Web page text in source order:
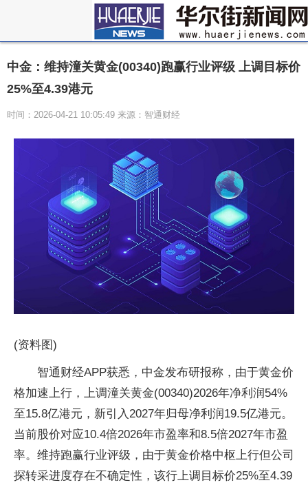
中金：维持潼关黄金(00340)跑赢行业评级 上调目标价
25%至4.39港元
时间：2026-04-21 10:05:49 来源：智通财经
(资料图)
智通财经APP获悉，中金发布研报称，由于黄金价
格加速上行，上调潼关黄金(00340)2026年净利润54%
至15.8亿港元，新引入2027年归母净利润19.5亿港元。
当前股价对应10.4倍2026年市盈率和8.5倍2027年市盈
率。维持跑赢行业评级，由于黄金价格中枢上行但公司
探转采进度存在不确定性，该行上调目标价25%至4.39